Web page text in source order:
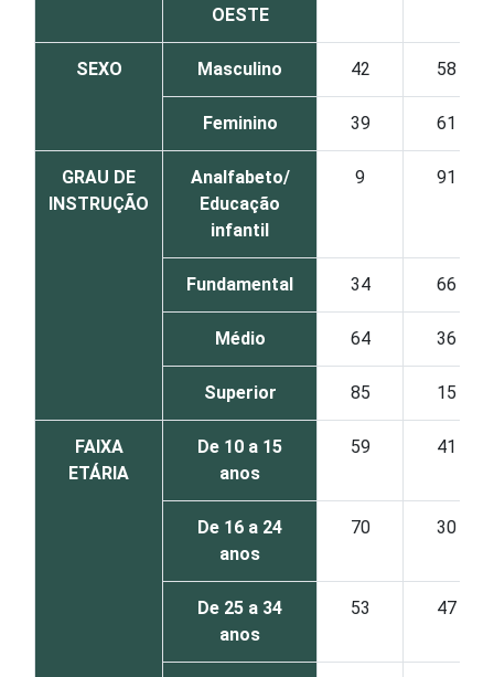
OESTE
SEXO Masculino 42 58
Feminino 39 61
GRAU DE
INSTRUÇÃO
Analfabeto/
Educação
infantil
9 91
Fundamental 34 66
Médio 64 36
Superior 85 15
FAIXA
ETÁRIA
De 10 a 15
anos
59 41
De 16 a 24
anos
70 30
De 25 a 34
anos
53 47